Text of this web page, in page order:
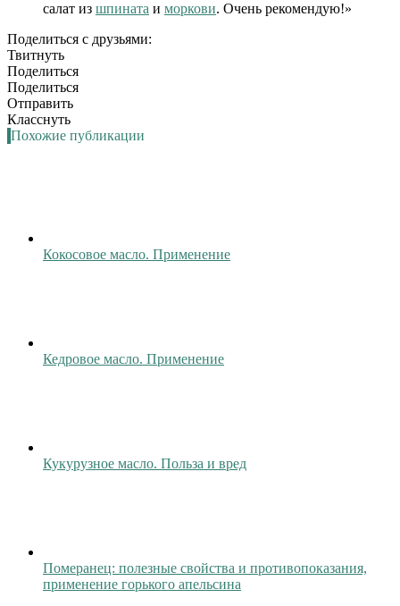
салат из шпината и моркови. Очень рекомендую!»
Поделиться с друзьями:
Твитнуть
Поделиться
Поделиться
Отправить
Класснуть
Похожие публикации
Кокосовое масло. Применение
Кедровое масло. Применение
Кукурузное масло. Польза и вред
Померанец: полезные свойства и противопоказания,
применение горького апельсина